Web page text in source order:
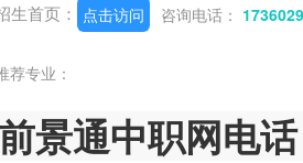
生首页： 点击访问 咨询电话：
荐专业：
景通中职网电